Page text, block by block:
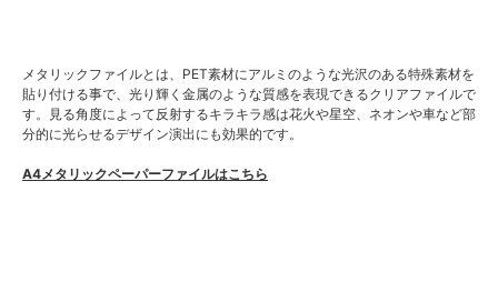
メタリックファイルとは、PET素材にアルミのような光沢のある特殊素材を
貼り付ける事で、光り輝く金属のような質感を表現できるクリアファイルで
す。見る角度によって反射するキラキラ感は花火や星空、ネオンや車など部
分的に光らせるデザイン演出にも効果的です。
A4メタリックペーパーファイルはこちら